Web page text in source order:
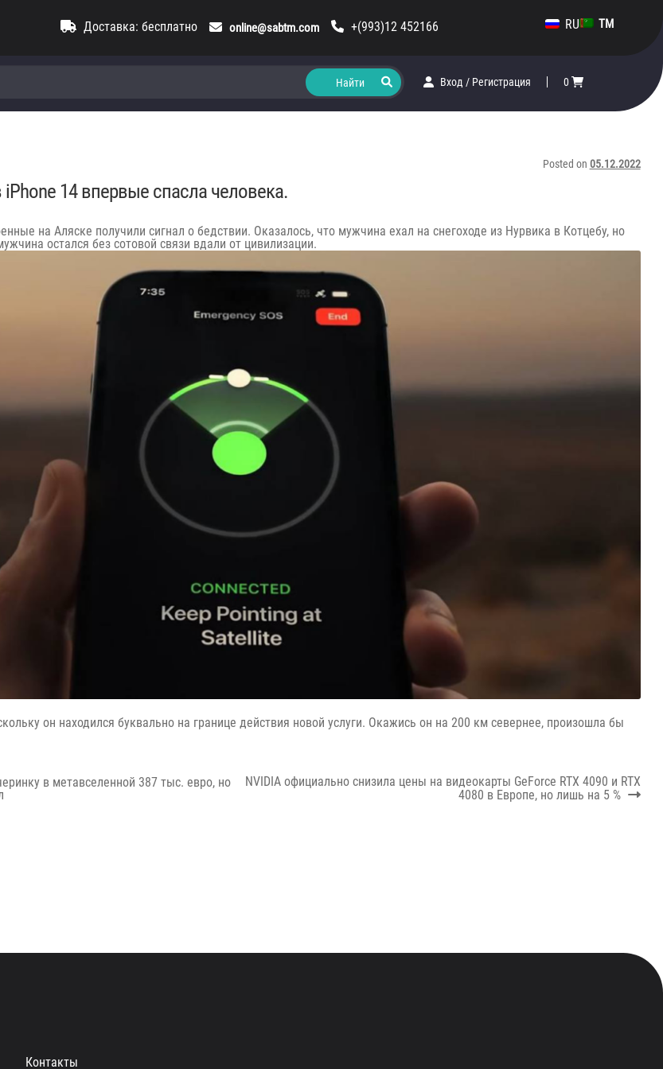
Доставка: бесплатно online@sabtm.com +(993)12 452166 RU TM
Вход / Регистрация 0
Posted on 05.12.2022
14 впервые спасла человека.
на Аляске получили сигнал о бедствии. Оказалось, что мужчина ехал на снегоходе из Нурвика в Котцебу, но
остался без сотовой связи вдали от цивилизации.
он находился буквально на границе действия новой услуги. Окажись он на 200 км севернее, произошла бы
в метавселенной 387 тыс. евро, но
Next
NVIDIA официально снизила цены на видеокарты GeForce RTX 4090 и RTX
4080 в Европе, но лишь на 5 %
Контакты